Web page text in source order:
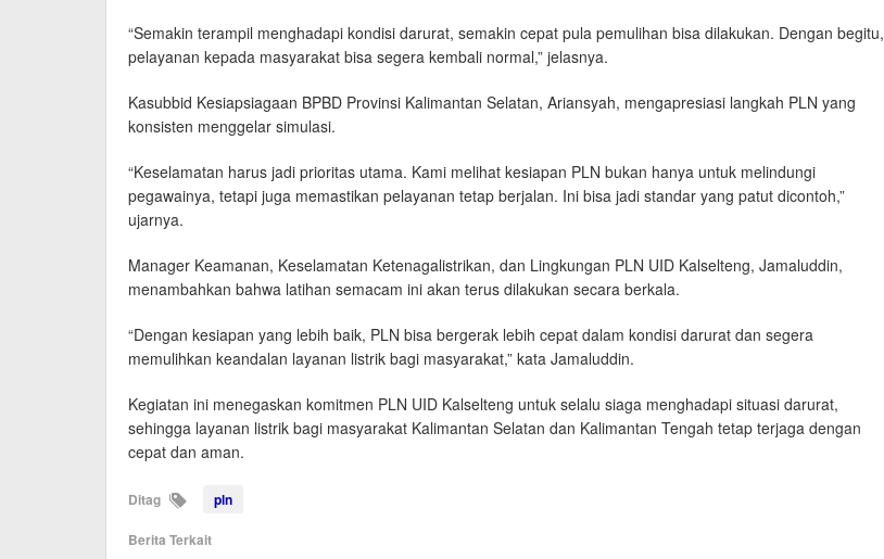
“Semakin terampil menghadapi kondisi darurat, semakin cepat pula pemulihan bisa dilakukan. Dengan begitu,
pelayanan kepada masyarakat bisa segera kembali normal,” jelasnya.
Kasubbid Kesiapsiagaan BPBD Provinsi Kalimantan Selatan, Ariansyah, mengapresiasi langkah PLN yang
konsisten menggelar simulasi.
“Keselamatan harus jadi prioritas utama. Kami melihat kesiapan PLN bukan hanya untuk melindungi
pegawainya, tetapi juga memastikan pelayanan tetap berjalan. Ini bisa jadi standar yang patut dicontoh,”
ujarnya.
Manager Keamanan, Keselamatan Ketenagalistrikan, dan Lingkungan PLN UID Kalselteng, Jamaluddin,
menambahkan bahwa latihan semacam ini akan terus dilakukan secara berkala.
“Dengan kesiapan yang lebih baik, PLN bisa bergerak lebih cepat dalam kondisi darurat dan segera
memulihkan keandalan layanan listrik bagi masyarakat,” kata Jamaluddin.
Kegiatan ini menegaskan komitmen PLN UID Kalselteng untuk selalu siaga menghadapi situasi darurat,
sehingga layanan listrik bagi masyarakat Kalimantan Selatan dan Kalimantan Tengah tetap terjaga dengan
cepat dan aman.
Ditag pln
Berita Terkait